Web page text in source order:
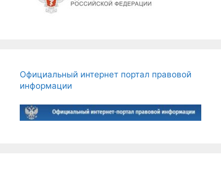
Официальный интернет портал правовой
информации